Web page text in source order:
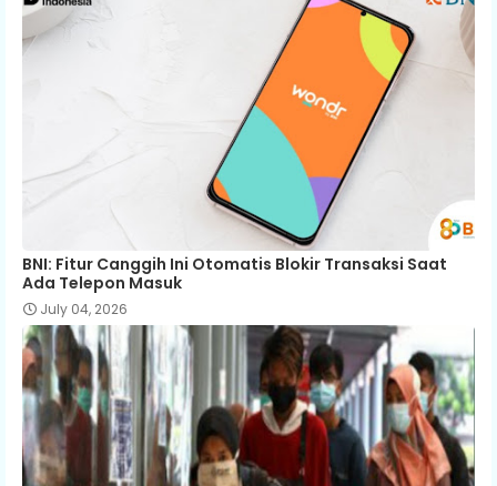
BNI: Fitur Canggih Ini Otomatis Blokir Transaksi Saat
Ada Telepon Masuk
July 04, 2026